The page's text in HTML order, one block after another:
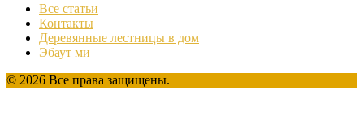
Все статьи
Контакты
Деревянные лестницы в дом
Эбаут ми
© 2026 Все права защищены.